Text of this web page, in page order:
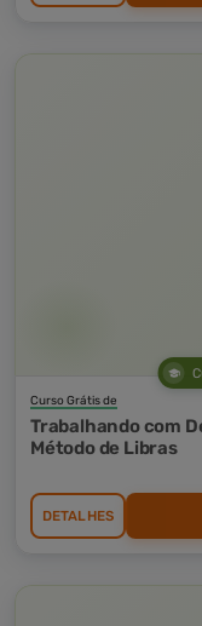
Curso Grátis de
Trabalhando com
Método de Libras
DETALHES